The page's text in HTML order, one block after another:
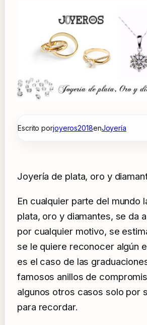
Escrito porjoyeros2018enJoyería
Joyería de plata, oro y
En cualquier parte del mundo
plata, oro y diamantes, se da
por cualquier motivo, se
se le quiere reconocer algún
es el caso de las
famosos anillos de
algunos otros casos solo por
para recordar.